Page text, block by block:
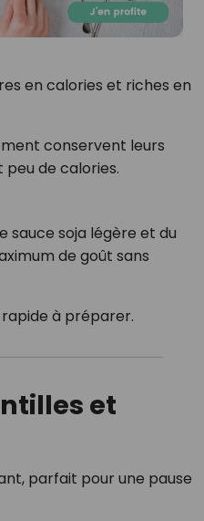
en calories et riches en
conservent leurs
de calories.
sauce soja légère et du
de goût sans
à préparer.
et
parfait pour une pause